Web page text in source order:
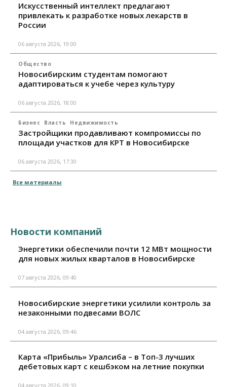
Искусственный интеллект предлагают
привлекать к разработке новых лекарств в
России
06 августа 2026, 19:00
Общество
Новосибирским студентам помогают
адаптироваться к учебе через культуру
06 августа 2026, 18:00
Бизнес Власть Недвижимость
Застройщики продавливают компромиссы по
площади участков для КРТ в Новосибирске
06 августа 2026, 17:30
Все материалы
Новости компаний
Энергетики обеспечили почти 12 МВт мощности
для новых жилых кварталов в Новосибирске
07 августа 2026, 09:40
Новосибирские энергетики усилили контроль за
незаконными подвесами ВОЛС
04 августа 2026, 09:46
Карта «Прибыль» Уралсиба – в Топ-3 лучших
дебетовых карт с кешбэком на летние покупки
04 августа 2026, 09:10